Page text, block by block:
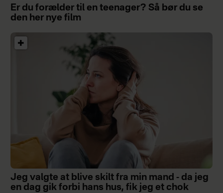
Er du forælder til en teenager? Så bør du se
den her nye film
Jeg valgte at blive skilt fra min mand - da jeg
en dag gik forbi hans hus, fik jeg et chok